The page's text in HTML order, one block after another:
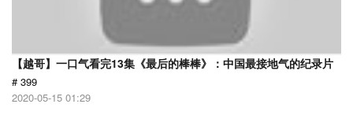
【越哥】一口气看完13集《最后的棒棒》：中国最接地气的纪录片
# 399
2020-05-15 01:29